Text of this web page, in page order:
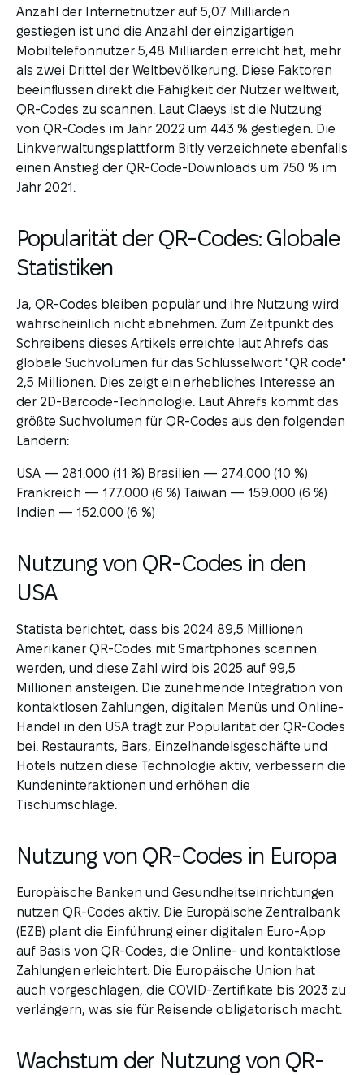
Anzahl der Internetnutzer auf 5,07 Milliarden
gestiegen ist und die Anzahl der einzigartigen
Mobiltelefonnutzer 5,48 Milliarden erreicht hat, mehr
als zwei Drittel der Weltbevölkerung. Diese Faktoren
beeinflussen direkt die Fähigkeit der Nutzer weltweit,
QR-Codes zu scannen. Laut Claeys ist die Nutzung
von QR-Codes im Jahr 2022 um 443 % gestiegen. Die
Linkverwaltungsplattform Bitly verzeichnete ebenfalls
einen Anstieg der QR-Code-Downloads um 750 % im
Jahr 2021.
Popularität der QR-Codes: Globale
Statistiken
Ja, QR-Codes bleiben populär und ihre Nutzung wird
wahrscheinlich nicht abnehmen. Zum Zeitpunkt des
Schreibens dieses Artikels erreichte laut Ahrefs das
globale Suchvolumen für das Schlüsselwort "QR code"
2,5 Millionen. Dies zeigt ein erhebliches Interesse an
der 2D-Barcode-Technologie. Laut Ahrefs kommt das
größte Suchvolumen für QR-Codes aus den folgenden
Ländern:
USA — 281.000 (11 %) Brasilien — 274.000 (10 %)
Frankreich — 177.000 (6 %) Taiwan — 159.000 (6 %)
Indien — 152.000 (6 %)
Nutzung von QR-Codes in den
USA
Statista berichtet, dass bis 2024 89,5 Millionen
Amerikaner QR-Codes mit Smartphones scannen
werden, und diese Zahl wird bis 2025 auf 99,5
Millionen ansteigen. Die zunehmende Integration von
kontaktlosen Zahlungen, digitalen Menüs und Online-
Handel in den USA trägt zur Popularität der QR-Codes
bei. Restaurants, Bars, Einzelhandelsgeschäfte und
Hotels nutzen diese Technologie aktiv, verbessern die
Kundeninteraktionen und erhöhen die
Tischumschläge.
Nutzung von QR-Codes in Europa
Europäische Banken und Gesundheitseinrichtungen
nutzen QR-Codes aktiv. Die Europäische Zentralbank
(EZB) plant die Einführung einer digitalen Euro-App
auf Basis von QR-Codes, die Online- und kontaktlose
Zahlungen erleichtert. Die Europäische Union hat
auch vorgeschlagen, die COVID-Zertifikate bis 2023 zu
verlängern, was sie für Reisende obligatorisch macht.
Wachstum der Nutzung von QR-